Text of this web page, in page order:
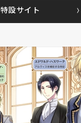
特設サイト